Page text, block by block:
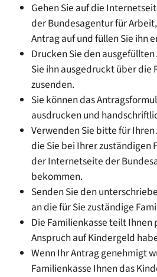
Gehen Sie auf die
der Bundesagentur für
Antrag auf und füllen Sie ihn
Drucken Sie den
Sie ihn ausgedruckt über die
zusenden.
Sie können das
ausdrucken und
Verwenden Sie bitte für
die Sie bei Ihrer zuständigen
der Internetseite der
bekommen.
Senden Sie den
an die für Sie zuständige
Die Familienkasse teilt Ihnen
Anspruch auf Kindergeld
Wenn Ihr Antrag genehmigt
Familienkasse Ihnen das